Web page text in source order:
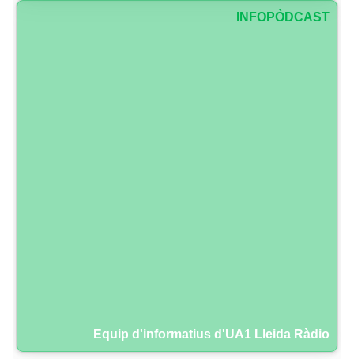
INFOPÒDCAST
Equip d'informatius d'UA1 Lleida Ràdio